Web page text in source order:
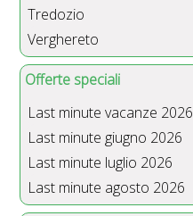
Tredozio
Verghereto
Offerte speciali
Last minute vacanze 2026
Last minute giugno 2026
Last minute luglio 2026
Last minute agosto 2026